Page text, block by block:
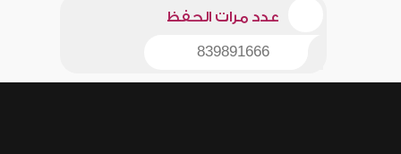
عدد مرات الحفظ
839891666